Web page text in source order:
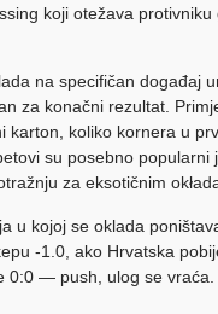
koji otežava
na specifičan događaj
za konačni rezultat.
karton, koliko kornera u
su posebno popularni
za eksotičnim
u kojoj se oklada
-1.0, ako Hrvatska
0:0 — push, ulog se vraća.